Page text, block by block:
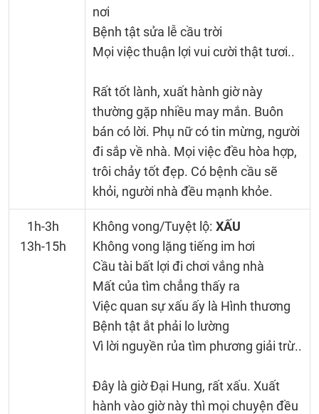
nơi
Bệnh tật sửa lễ cầu trời
Mọi việc thuận lợi vui cười thật tươi..
Rất tốt lành, xuất hành giờ này
thường gặp nhiều may mắn. Buôn
bán có lời. Phụ nữ có tin mừng, người
đi sắp về nhà. Mọi việc đều hòa hợp,
trôi chảy tốt đẹp. Có bệnh cầu sẽ
khỏi, người nhà đều mạnh khỏe.
1h-3h
13h-15h
Không vong/Tuyệt lộ: XẤU
Không vong lặng tiếng im hơi
Cầu tài bất lợi đi chơi vắng nhà
Mất của tìm chẳng thấy ra
Việc quan sự xấu ấy là Hình thương
Bệnh tật ắt phải lo lường
Vì lời nguyền rủa tìm phương giải trừ..
Đây là giờ Đại Hung, rất xấu. Xuất
hành vào giờ này thì mọi chuyện đều